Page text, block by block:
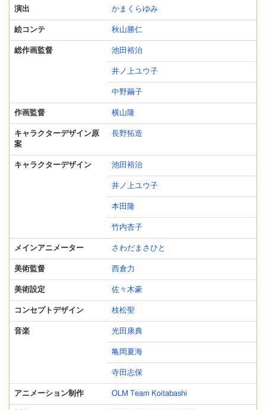
演出 かまくらゆみ
絵コンテ 秋山勝仁
総作画監督 池田裕治
井ノ上ユウ子
中野繭子
作画監督 横山隆
キャラクターデザイン原
案
長野拓造
キャラクターデザイン 池田裕治
井ノ上ユウ子
本田隆
竹内杏子
メインアニメーター さわだまさひと
美術監督 西倉力
美術設定 佐々木豪
コンセプトデザイン 枝松聖
音楽 光田康典
亀岡夏海
寺田志保
アニメーション制作 OLM Team Koitabashi